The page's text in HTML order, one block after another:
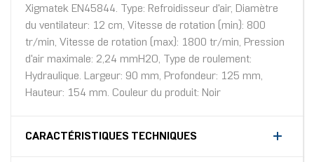
Xigmatek EN45844. Type: Refroidisseur d'air, Diamètre
du ventilateur: 12 cm, Vitesse de rotation (min): 800
tr/min, Vitesse de rotation (max): 1800 tr/min, Pression
d'air maximale: 2,24 mmH2O, Type de roulement:
Hydraulique. Largeur: 90 mm, Profondeur: 125 mm,
Hauteur: 154 mm. Couleur du produit: Noir
CARACTÉRISTIQUES TECHNIQUES